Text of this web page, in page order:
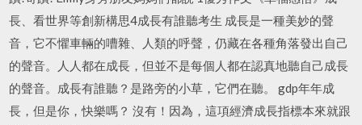
長、看世界等創新構思4成長有誰聽考生 成長是一種美妙的聲
音，它不懼車輛的嘈雜、人類的呼聲，仍藏在各種角落發出自己
的聲音。人人都在成長，但並不是每個人都在認真地聽自己成長
的聲音。成長有誰聽？是路旁的小草，它們在聽。 gdp年年成
長，但是你，快樂嗎？ 沒有！因為，這項經濟成長指標本來就跟